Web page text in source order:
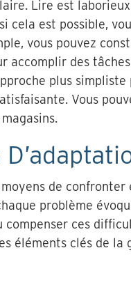
Lire est
cela est possible,
vous pouvez
accomplir des
plus
Vous
de
problème
ces
éléments clés de